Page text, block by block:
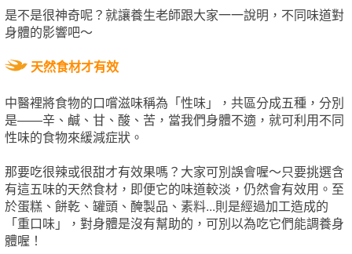
是不是很神奇呢？就讓養生老師跟大家一一說明，不同味道對
身體的影響吧～
天然食材才有效
中醫裡將食物的口嚐滋味稱為「性味」，共區分成五種，分別
是——辛、鹹、甘、酸、苦，當我們身體不適，就可利用不同
性味的食物來緩減症狀。
那要吃很辣或很甜才有效果嗎？大家可別誤會喔～只要挑選含
有這五味的天然食材，即便它的味道較淡，仍然會有效用。至
於蛋糕、餅乾、罐頭、醃製品、素料...則是經過加工造成的
「重口味」，對身體是沒有幫助的，可別以為吃它們能調養身
體喔！